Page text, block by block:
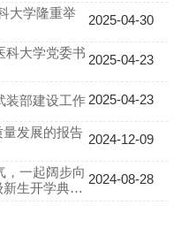
大学隆重举
2025-04-30
大学党委书 2025-04-23
装部建设工作 2025-04-23
发展的报告 2024-12-09
一起阔步向
生开学典礼
2024-08-28